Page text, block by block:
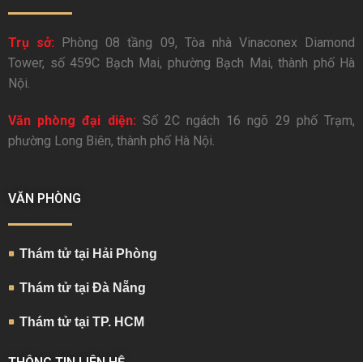
Trụ sở: Phòng 08 tầng 09, Tòa nhà Vinaconex Diamond
Tower, số 459C Bạch Mai, phường Bạch Mai, thành phố Hà
Nội.
Văn phòng đại diện: Số 2C ngách 16 ngõ 29 phố Trạm,
phường Long Biên, thành phố Hà Nội.
VĂN PHÒNG
Thám tử tại Hải Phòng
Thám tử tại Đà Nẵng
Thám tử tại TP. HCM